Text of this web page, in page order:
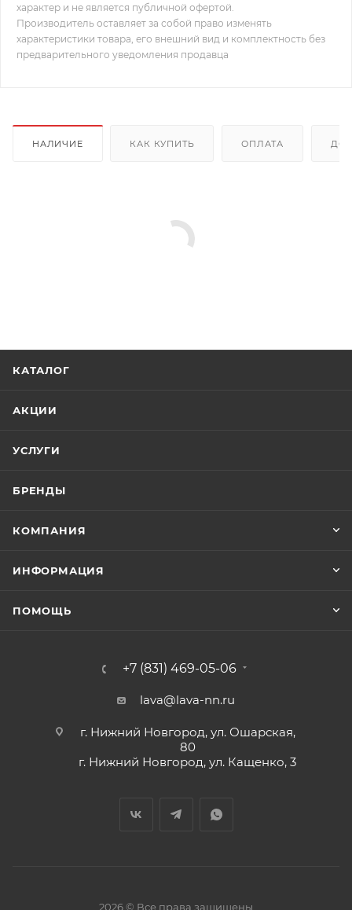
характер и не является публичной офертой.
Производитель оставляет за собой право изменять
характеристики товара, его внешний вид и комплектность без
предварительного уведомления продавца
НАЛИЧИЕ КАК КУПИТЬ ОПЛАТА
КАТАЛОГ
АКЦИИ
УСЛУГИ
БРЕНДЫ
КОМПАНИЯ
ИНФОРМАЦИЯ
ПОМОЩЬ
+7 (831) 469-05-06
lava@lava-nn.ru
г. Нижний Новгород, ул. Ошарская,
80
г. Нижний Новгород, ул. Кащенко, 3
2026 © Все права защищены